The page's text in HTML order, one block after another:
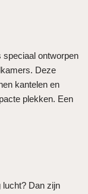
speciaal ontworpen
Deze
kantelen en
plekken. Een
lucht? Dan zijn